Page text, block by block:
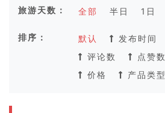
旅游天数： 全部 半日 1日
排序： 默认 发布时间
评论数
点赞数
价格
产品类型